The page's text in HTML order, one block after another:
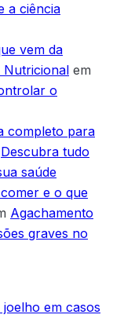
a ciência
vem da
Nutricional em
o
completo para
Descubra tudo
saúde
e o que
Agachamento
graves no